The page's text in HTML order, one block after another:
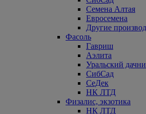
Семена Алтая
Евросемена
Другие
Фасоль
Гавриш
Аэлита
Уральский
СибСад
СеДек
НК ЛТД
Физалис, экзотика
НК ЛТД